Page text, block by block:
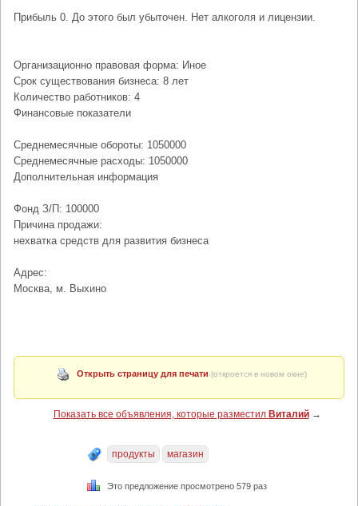
Прибыль 0. До этого был убыточен. Нет алкоголя и лицензии.
Организационно правовая форма: Иное
Срок существования бизнеса: 8 лет
Количество работников: 4
Финансовые показатели
Среднемесячные обороты: 1050000
Среднемесячные расходы: 1050000
Дополнительная информация
Фонд З/П: 100000
Причина продажи:
нехватка средств для развития бизнеса
Адрес:
Москва, м. Выхино
Открыть страницу для печати (откроется в новом окне)
Показать все объявления, которые разместил Виталий→
продукты магазин
Это предложение просмотрено 579 раз